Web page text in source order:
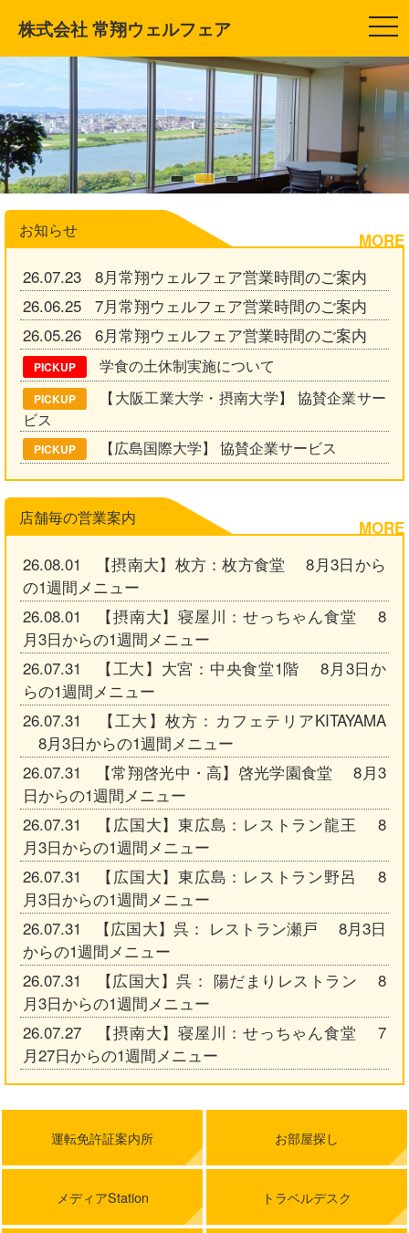
株式会社 常翔ウェルフェア
t
o
g
e
n
g
t
お知らせ
26.07.23 8月常翔ウェルフェア営業時間のご案内
26.06.25 7月常翔ウェルフェア営業時間のご案内
26.05.26 6月常翔ウェルフェア営業時間のご案内
PICKUP 学食の土休制実施について
PICKUP
【大阪工業大学・摂南大学】 協賛企業サー
ビス
PICKUP 【広島国際大学】 協賛企業サービス
MORE
店舗毎の営業案内
26.08.01 【摂南大】枚方：枚方食堂 8月3日から
の1週間メニュー
26.08.01 【摂南大】寝屋川：せっちゃん食堂 8
月3日からの1週間メニュー
26.07.31 【工大】大宮：中央食堂1階 8月3日か
らの1週間メニュー
26.07.31 【工大】枚方：カフェテリアKITAYAMA
8月3日からの1週間メニュー
26.07.31 【常翔啓光中・高】啓光学園食堂 8月3
日からの1週間メニュー
26.07.31 【広国大】東広島：レストラン龍王 8
月3日からの1週間メニュー
26.07.31 【広国大】東広島：レストラン野呂 8
月3日からの1週間メニュー
26.07.31 【広国大】呉： レストラン瀬戸 8月3日
からの1週間メニュー
26.07.31 【広国大】呉： 陽だまりレストラン 8
月3日からの1週間メニュー
26.07.27 【摂南大】寝屋川：せっちゃん食堂 7
月27日からの1週間メニュー
MORE
運転免許証案内所 お部屋探し
メディアStation トラベルデスク